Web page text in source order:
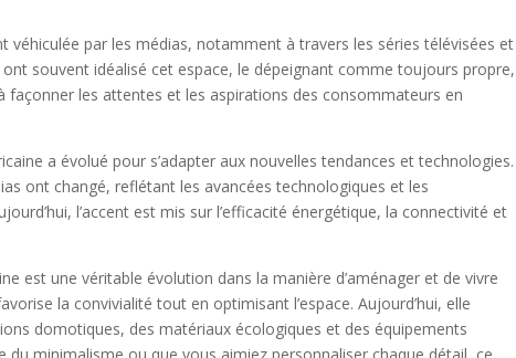
véhiculée par les médias, notamment à travers les séries télévisées et
souvent idéalisé cet espace, le dépeignant comme toujours propre,
façonner les attentes et les aspirations des consommateurs en
a évolué pour s’adapter aux nouvelles tendances et technologies.
ont changé, reflétant les avancées technologiques et les
l’accent est mis sur l’efficacité énergétique, la connectivité et
est une véritable évolution dans la manière d’aménager et de vivre
la convivialité tout en optimisant l’espace. Aujourd’hui, elle
domotiques, des matériaux écologiques et des équipements